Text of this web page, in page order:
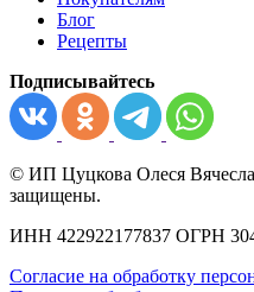
Блог
Рецепты
Подписывайтесь
© ИП Цуцкова Олеся
защищены.
ИНН 422922177837 ОГРН
Согласие на обработку